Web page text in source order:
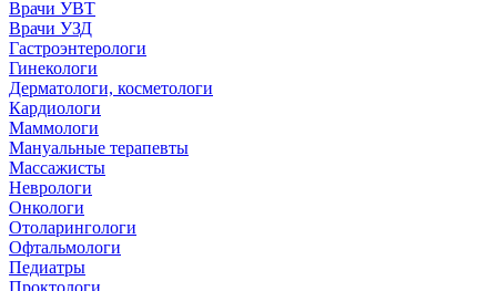
Врачи УВТ
Врачи УЗД
Гастроэнтерологи
Гинекологи
Дерматологи, косметологи
Кардиологи
Маммологи
Мануальные терапевты
Массажисты
Неврологи
Онкологи
Отоларингологи
Офтальмологи
Педиатры
Проктологи